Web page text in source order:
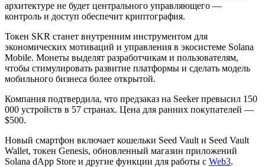
архитектуре не будет центрального управляющего —
контроль и доступ обеспечит криптография.
Токен SKR станет внутренним инструментом для
экономических мотиваций и управления в экосистеме Solana
Mobile. Монеты выделят разработчикам и пользователям,
чтобы стимулировать развитие платформы и сделать модель
мобильного бизнеса более открытой.
Компания подтвердила, что предзаказ на Seeker превысил 150
000 устройств в 57 странах. Цена для ранних покупателей —
$500.
Новый смартфон включает кошельки Seed Vault и Seed Vault
Wallet, токен Genesis, обновленный магазин приложений
Solana dApp Store и другие функции для работы с Web3.